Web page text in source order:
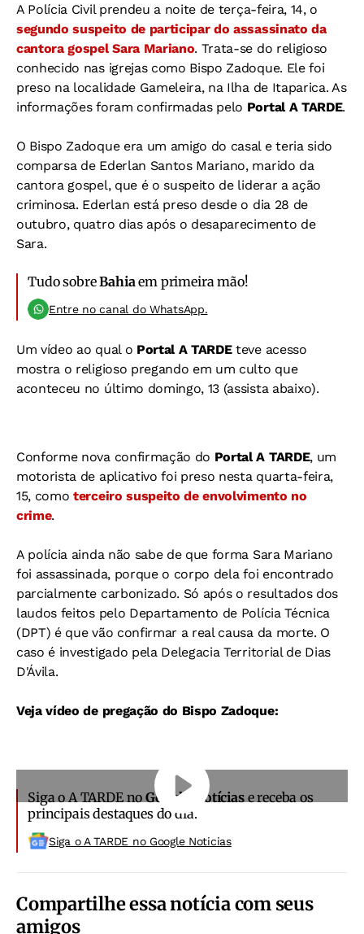
A Polícia Civil prendeu a noite de terça-feira, 14, o
segundo suspeito de participar do assassinato da
cantora gospel Sara Mariano. Trata-se do religioso
conhecido nas igrejas como Bispo Zadoque. Ele foi
preso na localidade Gameleira, na Ilha de Itaparica. As
informações foram confirmadas pelo Portal A TARDE.
O Bispo Zadoque era um amigo do casal e teria sido
comparsa de Ederlan Santos Mariano, marido da
cantora gospel, que é o suspeito de liderar a ação
criminosa. Ederlan está preso desde o dia 28 de
outubro, quatro dias após o desaparecimento de
Sara.
Tudo sobreBahia em primeira mão!
Entre no canal do WhatsApp.
Um vídeo ao qual o Portal A TARDEteve acesso
mostra o religioso pregando em um culto que
aconteceu no último domingo, 13 (assista abaixo).
Conforme nova confirmação do Portal A TARDE, um
motorista de aplicativo foi preso nesta quarta-feira,
15, comoterceiro suspeito de envolvimento no
crime.
A polícia ainda não sabe de que forma Sara Mariano
foi assassinada, porque o corpo dela foi encontrado
parcialmente carbonizado. Só após o resultados dos
laudos feitos pelo Departamento de Polícia Técnica
(DPT) é que vão confirmar a real causa da morte. O
caso é investigado pela Delegacia Territorial de Dias
D'Ávila.
Veja vídeo de pregação do Bispo Zadoque:
Siga o A TARDE noGoogle Notíciase receba os
principais destaques do dia.
Siga o A TARDE no Google Noticias
Compartilhe essa notícia com seus
amigos